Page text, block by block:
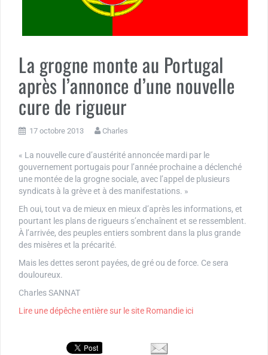
La grogne monte au Portugal
après l’annonce d’une nouvelle
cure de rigueur
17 octobre 2013 Charles
« La nouvelle cure d’austérité annoncée mardi par le
gouvernement portugais pour l’année prochaine a déclenché
une montée de la grogne sociale, avec l’appel de plusieurs
syndicats à la grève et à des manifestations. »
Eh oui, tout va de mieux en mieux d’après les informations, et
pourtant les plans de rigueurs s’enchaînent et se ressemblent.
À l’arrivée, des peuples entiers sombrent dans la plus grande
des misères et la précarité.
Mais les dettes seront payées, de gré ou de force. Ce sera
douloureux.
Charles SANNAT
Lire une dépêche entière sur le site Romandie ici